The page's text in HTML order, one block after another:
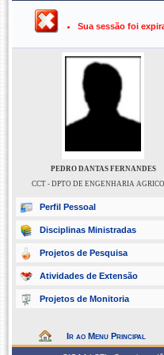
UFPB ›
Sua sessão foi
PEDRO DANTAS FERNANDES
CCT - DPTO DE ENGENHARIA
Perfil Pessoal
Disciplinas Ministradas
Projetos de Pesquisa
Atividades de Extensão
Projetos de Monitoria
Ir ao Menu Principal